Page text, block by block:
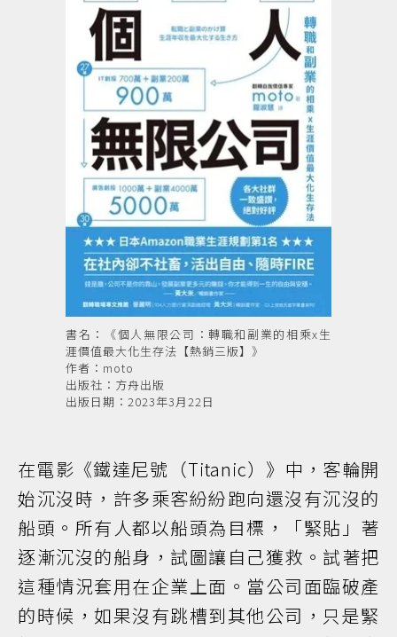
書名：《個人無限公司：轉職和副業的相乘x生
涯價值最大化生存法【熱銷三版】》
作者：moto
出版社：方舟出版
出版日期：2023年3月22日
在電影《鐵達尼號（Titanic）》中，客輪開
始沉沒時，許多乘客紛紛跑向還沒有沉沒的
船頭。所有人都以船頭為目標，「緊貼」著
逐漸沉沒的船身，試圖讓自己獲救。試著把
這種情況套用在企業上面。當公司面臨破產
的時候，如果沒有跳槽到其他公司，只是緊